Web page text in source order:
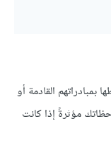
القادمة أو
مؤثرةً إذا كانت